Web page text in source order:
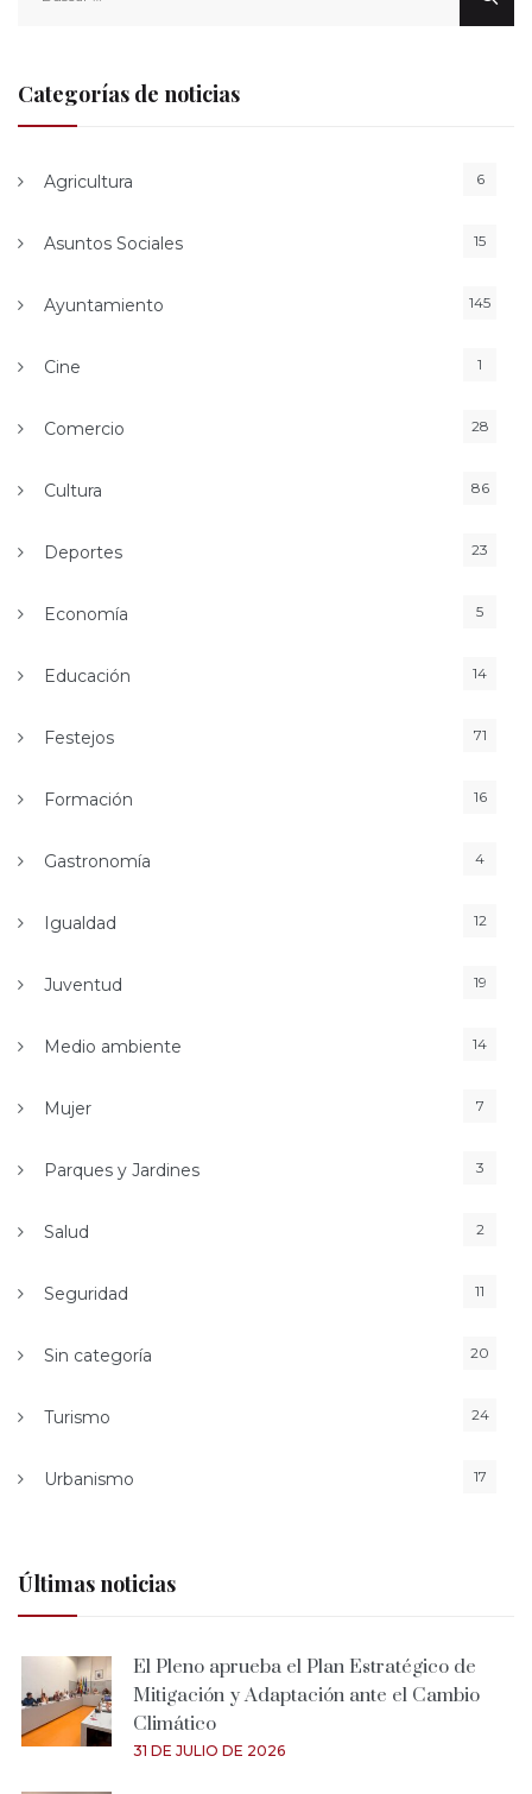
Categorías de noticias
Agricultura 6
Asuntos Sociales 15
Ayuntamiento 145
Cine 1
Comercio 28
Cultura 86
Deportes 23
Economía 5
Educación 14
Festejos 71
Formación 16
Gastronomía 4
Igualdad 12
Juventud 19
Medio ambiente 14
Mujer 7
Parques y Jardines 3
Salud 2
Seguridad 11
Sin categoría 20
Turismo 24
Urbanismo 17
Últimas noticias
El Pleno aprueba el Plan Estratégico de
Mitigación y Adaptación ante el Cambio
Climático
31 DE JULIO DE 2026